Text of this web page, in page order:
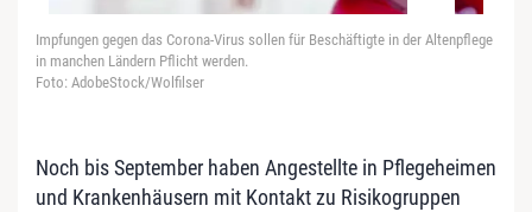
Impfungen gegen das Corona-Virus sollen für Beschäftigte in der Altenpflege
in manchen Ländern Pflicht werden.
Foto: AdobeStock/Wolfilser
Noch bis September haben Angestellte in Pflegeheimen
und Krankenhäusern mit Kontakt zu Risikogruppen